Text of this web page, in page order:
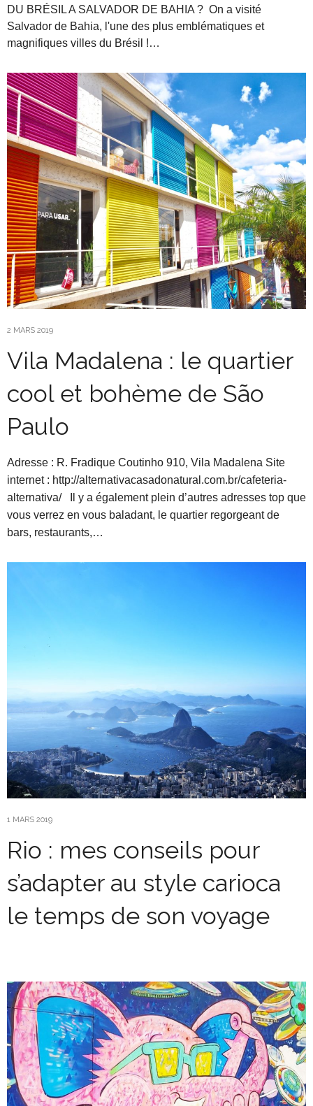
DU BRÉSIL A SALVADOR DE BAHIA ? On a visité
Salvador de Bahia, l'une des plus emblématiques et
magnifiques villes du Brésil !…
2 MARS 2019
Vila Madalena : le quartier
cool et bohème de São
Paulo
Adresse : R. Fradique Coutinho 910, Vila Madalena Site
internet : http://alternativacasadonatural.com.br/cafeteria-
alternativa/ Il y a également plein d’autres adresses top que
vous verrez en vous baladant, le quartier regorgeant de
bars, restaurants,…
1 MARS 2019
Rio : mes conseils pour
s’adapter au style carioca
le temps de son voyage